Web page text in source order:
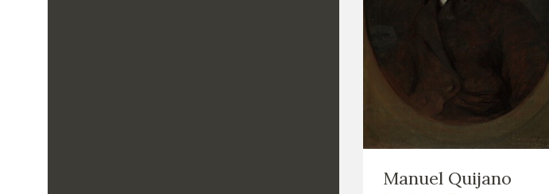
Manuel Quijano